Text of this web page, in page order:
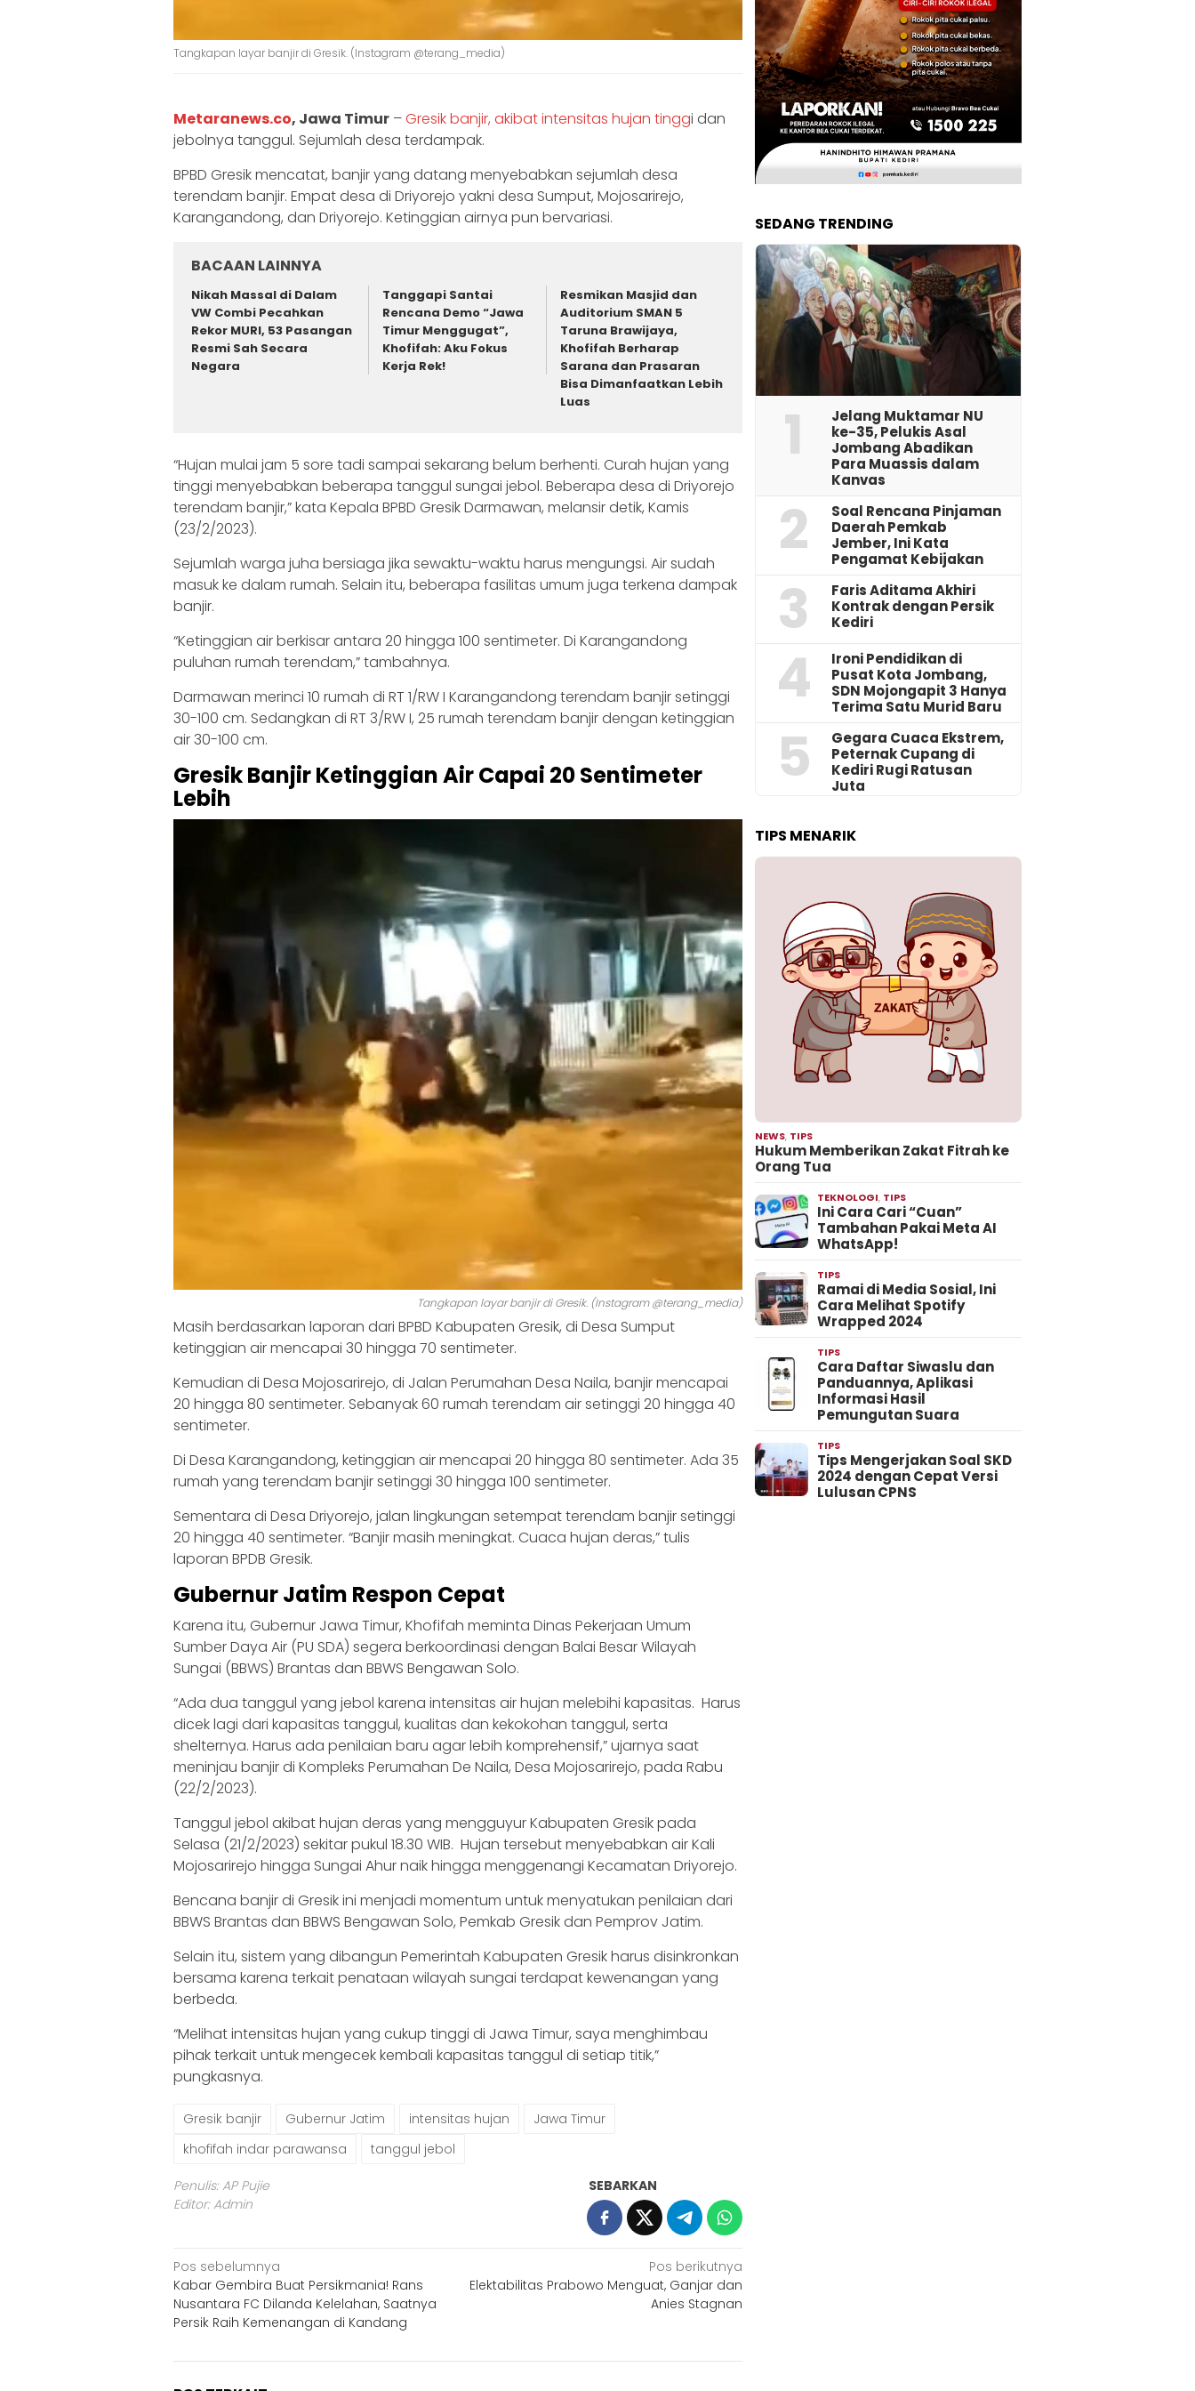
Tangkapan layar banjir di Gresik. (Instagram @terang_media)
Metaranews.co, Jawa Timur –Gresik banjir, akibat intensitas hujan tinggi dan
jebolnya tanggul. Sejumlah desa terdampak.
BPBD Gresik mencatat, banjir yang datang menyebabkan sejumlah desa
terendam banjir. Empat desa di Driyorejo yakni desa Sumput, Mojosarirejo,
Karangandong, dan Driyorejo. Ketinggian airnya pun bervariasi.
BACAAN LAINNYA
‎Nikah Massal di Dalam
VW Combi Pecahkan
Rekor MURI, 53 Pasangan
Resmi Sah Secara
Negara ‎
Tanggapi Santai
Rencana Demo “Jawa
Timur Menggugat”,
Khofifah: Aku Fokus
Kerja Rek!
Resmikan Masjid dan
Auditorium SMAN 5
Taruna Brawijaya,
Khofifah Berharap
Sarana dan Prasaran
Bisa Dimanfaatkan Lebih
Luas
“Hujan mulai jam 5 sore tadi sampai sekarang belum berhenti. Curah hujan yang
tinggi menyebabkan beberapa tanggul sungai jebol. Beberapa desa di Driyorejo
terendam banjir,” kata Kepala BPBD Gresik Darmawan, melansir detik, Kamis
(23/2/2023).
Sejumlah warga juha bersiaga jika sewaktu-waktu harus mengungsi. Air sudah
masuk ke dalam rumah. Selain itu, beberapa fasilitas umum juga terkena dampak
banjir.
“Ketinggian air berkisar antara 20 hingga 100 sentimeter. Di Karangandong
puluhan rumah terendam,” tambahnya.
Darmawan merinci 10 rumah di RT 1/RW I Karangandong terendam banjir setinggi
30-100 cm. Sedangkan di RT 3/RW I, 25 rumah terendam banjir dengan ketinggian
air 30-100 cm.
Gresik Banjir Ketinggian Air Capai 20 Sentimeter
Lebih
Tangkapan layar banjir di Gresik. (Instagram @terang_media)
Masih berdasarkan laporan dari BPBD Kabupaten Gresik, di Desa Sumput
ketinggian air mencapai 30 hingga 70 sentimeter.
Kemudian di Desa Mojosarirejo, di Jalan Perumahan Desa Naila, banjir mencapai
20 hingga 80 sentimeter. Sebanyak 60 rumah terendam air setinggi 20 hingga 40
sentimeter.
Di Desa Karangandong, ketinggian air mencapai 20 hingga 80 sentimeter. Ada 35
rumah yang terendam banjir setinggi 30 hingga 100 sentimeter.
Sementara di Desa Driyorejo, jalan lingkungan setempat terendam banjir setinggi
20 hingga 40 sentimeter. “Banjir masih meningkat. Cuaca hujan deras,” tulis
laporan BPDB Gresik.
Gubernur Jatim Respon Cepat
Karena itu, Gubernur Jawa Timur, Khofifah meminta Dinas Pekerjaan Umum
Sumber Daya Air (PU SDA) segera berkoordinasi dengan Balai Besar Wilayah
Sungai (BBWS) Brantas dan BBWS Bengawan Solo.
“Ada dua tanggul yang jebol karena intensitas air hujan melebihi kapasitas. Harus
dicek lagi dari kapasitas tanggul, kualitas dan kekokohan tanggul, serta
shelternya. Harus ada penilaian baru agar lebih komprehensif,” ujarnya saat
meninjau banjir di Kompleks Perumahan De Naila, Desa Mojosarirejo, pada Rabu
(22/2/2023).
Tanggul jebol akibat hujan deras yang mengguyur Kabupaten Gresik pada
Selasa (21/2/2023) sekitar pukul 18.30 WIB. Hujan tersebut menyebabkan air Kali
Mojosarirejo hingga Sungai Ahur naik hingga menggenangi Kecamatan Driyorejo.
Bencana banjir di Gresik ini menjadi momentum untuk menyatukan penilaian dari
BBWS Brantas dan BBWS Bengawan Solo, Pemkab Gresik dan Pemprov Jatim.
Selain itu, sistem yang dibangun Pemerintah Kabupaten Gresik harus disinkronkan
bersama karena terkait penataan wilayah sungai terdapat kewenangan yang
berbeda.
“Melihat intensitas hujan yang cukup tinggi di Jawa Timur, saya menghimbau
pihak terkait untuk mengecek kembali kapasitas tanggul di setiap titik,”
pungkasnya.
Gresik banjir Gubernur Jatim intensitas hujan
Jawa Timur
khofifah indar parawansa
tanggul jebol
Penulis: AP Pujie
Editor: Admin
SEBARKAN
Navigasi
pos
Pos sebelumnya
Kabar Gembira Buat Persikmania! Rans
Nusantara FC Dilanda Kelelahan, Saatnya
Persik Raih Kemenangan di Kandang
Pos berikutnya
Elektabilitas Prabowo Menguat, Ganjar dan
Anies Stagnan
SEDANG TRENDING
1
Jelang Muktamar NU
ke-35, Pelukis Asal
Jombang Abadikan
Para Muassis dalam
Kanvas
2
‎Soal Rencana Pinjaman
Daerah Pemkab
Jember, Ini Kata
Pengamat Kebijakan ‎
3
Faris Aditama Akhiri
Kontrak dengan Persik
Kediri
4
Ironi Pendidikan di
Pusat Kota Jombang,
SDN Mojongapit 3 Hanya
Terima Satu Murid Baru
5
‎Gegara Cuaca Ekstrem,
Peternak Cupang di
Kediri Rugi Ratusan
Juta
TIPS MENARIK
NEWS, TIPS
Hukum Memberikan Zakat Fitrah ke
Orang Tua
TEKNOLOGI, TIPS
Ini Cara Cari “Cuan”
Tambahan Pakai Meta AI
WhatsApp!
TIPS
Ramai di Media Sosial, Ini
Cara Melihat Spotify
Wrapped 2024
TIPS
Cara Daftar Siwaslu dan
Panduannya, Aplikasi
Informasi Hasil
Pemungutan Suara
TIPS
Tips Mengerjakan Soal SKD
2024 dengan Cepat Versi
Lulusan CPNS